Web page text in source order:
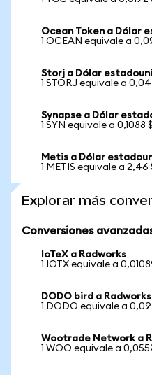
Ocean Token a Dólar
1 OCEAN equivale a
Storj a Dólar
1 STORJ equivale a
Synapse a Dólar
1 SYN equivale a 0,1088 $
Metis a Dólar
1 METIS equivale a 2,46
Explorar más
Conversiones
IoTeX a Radworks
1 IOTX equivale a
DODO bird a Radworks
1 DODO equivale a
Wootrade Network a
1 WOO equivale a